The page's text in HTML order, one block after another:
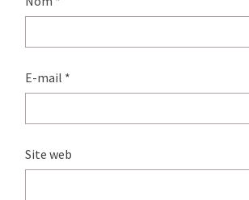
E-mail *
Site web